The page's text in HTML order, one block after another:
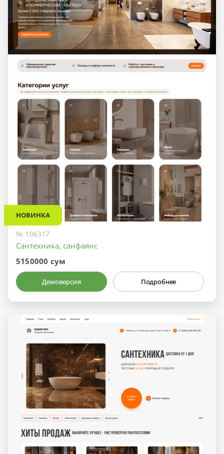
НОВИНКА
№ 106317
Сантехника, санфаянс
5150000 сум
Демоверсия Подробнее